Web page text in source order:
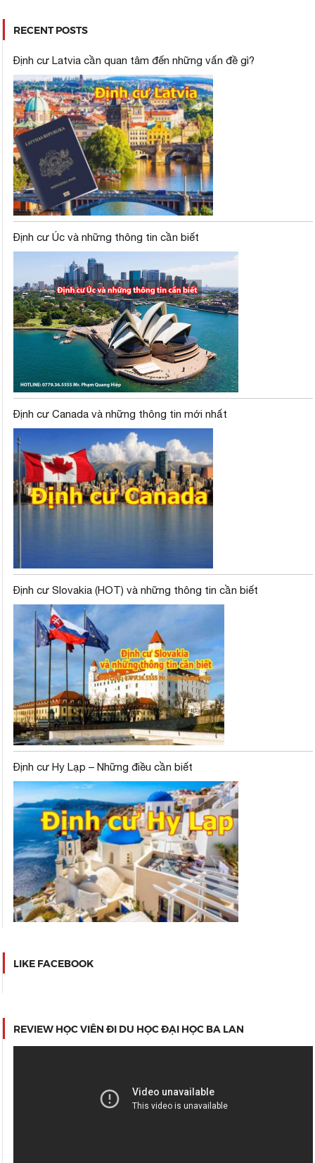
RECENT POSTS
Định cư Latvia cần quan tâm đến những vấn đề gì?
Định cư Úc và những thông tin cần biết
Định cư Canada và những thông tin mới nhất
Định cư Slovakia (HOT) và những thông tin cần biết
Định cư Hy Lạp – Những điều cần biết
LIKE FACEBOOK
REVIEW HỌC VIÊN ĐI DU HỌC ĐẠI HỌC BA LAN